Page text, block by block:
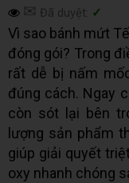
✉ Đã duyệt: ✓
Vì sao bánh mứt
đóng gói? Trong
rất dễ bị nấm
đúng cách. Ngay
còn sót lại bên
lượng sản phẩm
giúp giải quyết
oxy nhanh chóng